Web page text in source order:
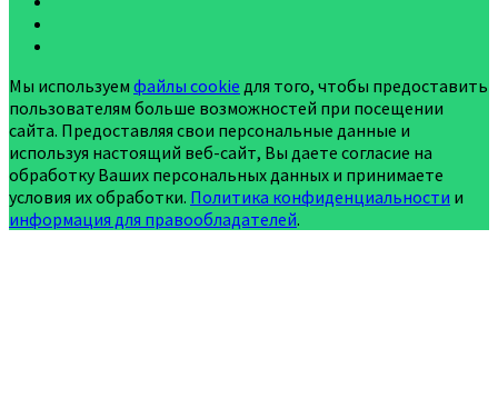
Мы используем файлы cookie для того, чтобы предоставить
пользователям больше возможностей при посещении
сайта. Предоставляя свои персональные данные и
используя настоящий веб-сайт, Вы даете согласие на
обработку Ваших персональных данных и принимаете
условия их обработки. Политика конфиденциальности и
информация для правообладателей.